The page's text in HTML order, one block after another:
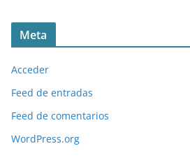
Meta
Acceder
Feed de entradas
Feed de comentarios
WordPress.org